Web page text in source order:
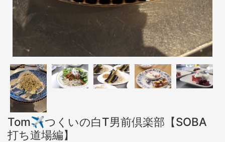
Tom✈︎つくいの白T男前倶楽部【SOBA
打ち道場編】